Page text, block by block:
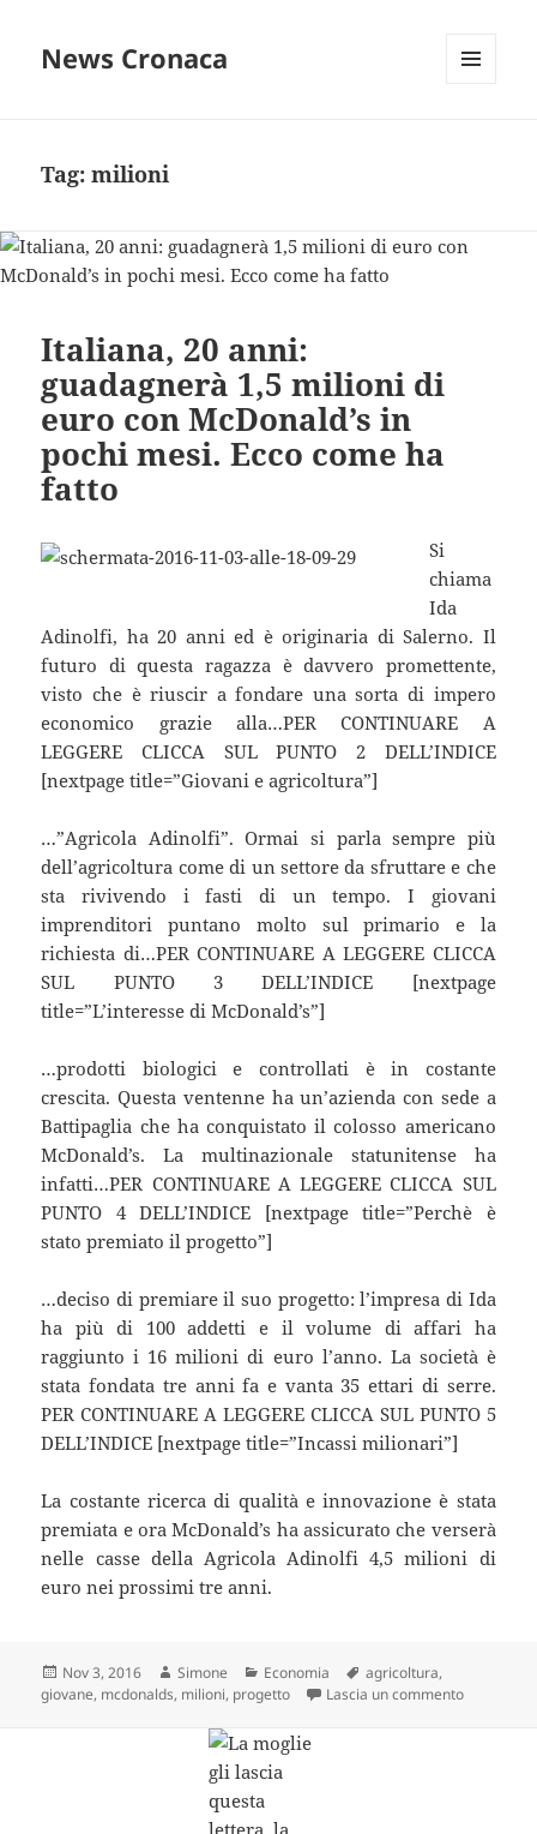
News Cronaca
Tag:milioni
Italiana, 20 anni:
guadagnerà 1,5 milioni di
euro con McDonald’s in
pochi mesi. Ecco come ha
fatto
Si
chiama
Ida
Adinolfi, ha 20 anni ed è originaria di Salerno. Il
futuro di questa ragazza è davvero promettente,
visto che è riuscir a fondare una sorta di impero
economico grazie alla…PER CONTINUARE A
LEGGERE CLICCA SUL PUNTO 2 DELL’INDICE
[nextpage title=”Giovani e agricoltura”]
…”Agricola Adinolfi”. Ormai si parla sempre più
dell’agricoltura come di un settore da sfruttare e che
sta rivivendo i fasti di un tempo. I giovani
imprenditori puntano molto sul primario e la
richiesta di…PER CONTINUARE A LEGGERE CLICCA
SUL PUNTO 3 DELL’INDICE [nextpage
title=”L’interesse di McDonald’s”]
…prodotti biologici e controllati è in costante
crescita. Questa ventenne ha un’azienda con sede a
Battipaglia che ha conquistato il colosso americano
McDonald’s. La multinazionale statunitense ha
infatti…PER CONTINUARE A LEGGERE CLICCA SUL
PUNTO 4 DELL’INDICE [nextpage title=”Perchè è
stato premiato il progetto”]
…deciso di premiare il suo progetto: l’impresa di Ida
ha più di 100 addetti e il volume di affari ha
raggiunto i 16 milioni di euro l’anno. La società è
stata fondata tre anni fa e vanta 35 ettari di serre.
PER CONTINUARE A LEGGERE CLICCA SUL PUNTO 5
DELL’INDICE [nextpage title=”Incassi milionari”]
La costante ricerca di qualità e innovazione è stata
premiata e ora McDonald’s ha assicurato che verserà
nelle casse della Agricola Adinolfi 4,5 milioni di
euro nei prossimi tre anni.
Scritto
il
Nov 3, 2016 Autore
Simone Categorie
Economia Tag
agricoltura,
giovane, mcdonalds, milioni, progetto Lascia un commentosu